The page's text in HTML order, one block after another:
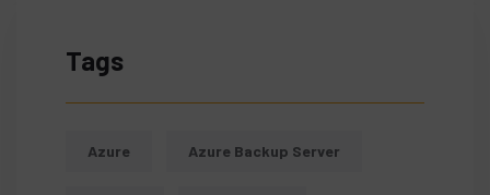
Tags
Azure Azure Backup Server